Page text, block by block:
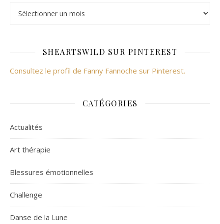
SHEARTSWILD SUR PINTEREST
Consultez le profil de Fanny Fannoche sur Pinterest.
CATÉGORIES
Actualités
Art thérapie
Blessures émotionnelles
Challenge
Danse de la Lune